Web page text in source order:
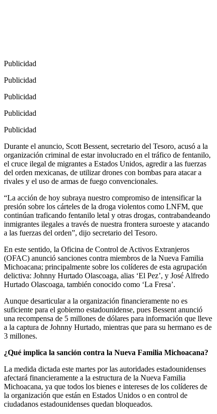
Publicidad
Publicidad
Publicidad
Publicidad
Publicidad
Durante el anuncio, Scott Bessent, secretario del Tesoro, acusó a la
organización criminal de estar involucrado en el tráfico de fentanilo,
el cruce ilegal de migrantes a Estados Unidos, agredir a las fuerzas
del orden mexicanas, de utilizar drones con bombas para atacar a
rivales y el uso de armas de fuego convencionales.
“La acción de hoy subraya nuestro compromiso de intensificar la
presión sobre los cárteles de la droga violentos como LNFM, que
continúan traficando fentanilo letal y otras drogas, contrabandeando
inmigrantes ilegales a través de nuestra frontera suroeste y atacando
a las fuerzas del orden”, dijo secretario del Tesoro.
En este sentido, la Oficina de Control de Activos Extranjeros
(OFAC) anunció sanciones contra miembros de la Nueva Familia
Michoacana; principalmente sobre los colíderes de esta agrupación
delictiva: Johnny Hurtado Olascoaga, alias ‘El Pez’, y José Alfredo
Hurtado Olascoaga, también conocido como ‘La Fresa’.
Aunque desarticular a la organización financieramente no es
suficiente para el gobierno estadounidense, pues Bessent anunció
una recompensa de 5 millones de dólares para información que lleve
a la captura de Johnny Hurtado, mientras que para su hermano es de
3 millones.
¿Qué implica la sanción contra la Nueva Familia Michoacana?
La medida dictada este martes por las autoridades estadounidenses
afectará financieramente a la estructura de la Nueva Familia
Michoacana, ya que todos los bienes e intereses de los colíderes de
la organización que están en Estados Unidos o en control de
ciudadanos estadounidenses quedan bloqueados.